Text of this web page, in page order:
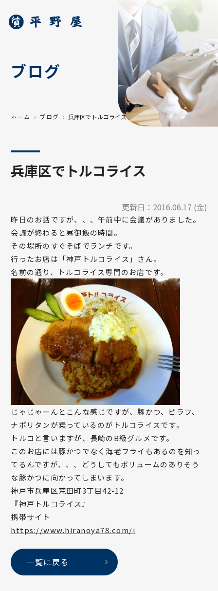
ブログ
ホーム ブログ 兵庫区でトルコライス
兵庫区でトルコライス
更新日： 2016.06.17 (金)
昨日のお話ですが、、、午前中に会議がありました。
会議が終わると昼御飯の時間。
その場所のすぐそばでランチです。
行ったお店は「神戸トルコライス」さん。
名前の通り、トルコライス専門のお店です。
じゃじゃーんとこんな感じですが、豚かつ、ピラフ、
ナポリタンが乗っているのがトルコライスです。
トルコと言いますが、長崎のB級グルメです。
このお店には豚かつでなく海老フライもあるのを知っ
てるんですが、、、どうしてもボリュームのありそう
な豚かつに向かってしまいます。
神戸市兵庫区荒田町3丁目42-12
『神戸トルコライス』
携帯サイト
https://www.hiranoya78.com/i
一覧に戻る